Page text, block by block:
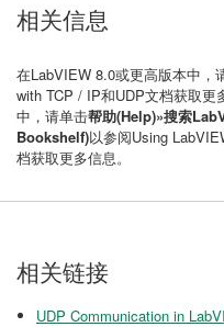
相关信息
在LabVIEW 8.0或更高版本中，
with TCP / IP和UDP文档获取
中，请单击帮助(Help)»搜索
Bookshelf)以参阅Using
档获取更多信息。
相关链接
UDP Communication in